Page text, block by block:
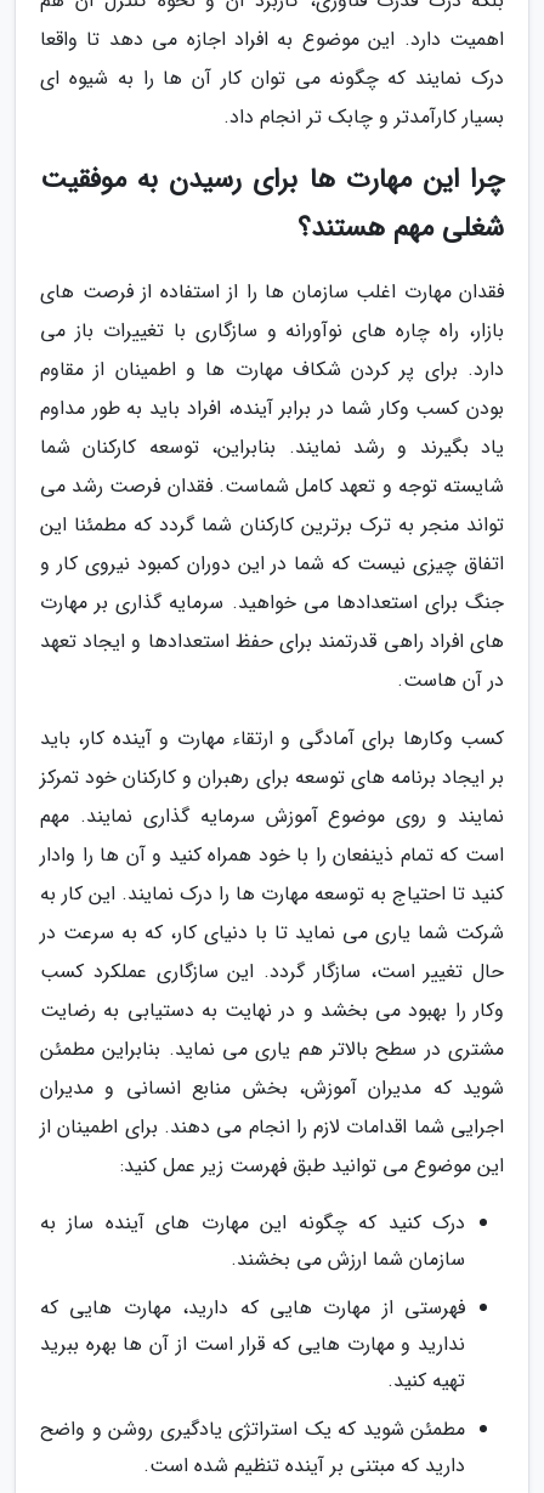
اهمیت دارد. این موضوع به افراد اجازه می دهد تا واقعا
درک نمایند که چگونه می توان کار آن ها را به شیوه ای
بسیار کارآمدتر و چابک تر انجام داد.
چرا این مهارت ها برای رسیدن به موفقیت
شغلی مهم هستند؟
فقدان مهارت اغلب سازمان ها را از استفاده از فرصت های
بازار، راه چاره های نوآورانه و سازگاری با تغییرات باز می
دارد. برای پر کردن شکاف مهارت ها و اطمینان از مقاوم
بودن کسب وکار شما در برابر آینده، افراد باید به طور مداوم
یاد بگیرند و رشد نمایند. بنابراین، توسعه کارکنان شما
شایسته توجه و تعهد کامل شماست. فقدان فرصت رشد می
تواند منجر به ترک برترین کارکنان شما گردد که مطمئنا این
اتفاق چیزی نیست که شما در این دوران کمبود نیروی کار و
جنگ برای استعدادها می خواهید. سرمایه گذاری بر مهارت
های افراد راهی قدرتمند برای حفظ استعدادها و ایجاد تعهد
در آن هاست.
کسب وکارها برای آمادگی و ارتقاء مهارت و آینده کار، باید
بر ایجاد برنامه های توسعه برای رهبران و کارکنان خود تمرکز
نمایند و روی موضوع آموزش سرمایه گذاری نمایند. مهم
است که تمام ذینفعان را با خود همراه کنید و آن ها را وادار
کنید تا احتیاج به توسعه مهارت ها را درک نمایند. این کار به
شرکت شما یاری می نماید تا با دنیای کار، که به سرعت در
حال تغییر است، سازگار گردد. این سازگاری عملکرد کسب
وکار را بهبود می بخشد و در نهایت به دستیابی به رضایت
مشتری در سطح بالاتر هم یاری می نماید. بنابراین مطمئن
شوید که مدیران آموزش، بخش منابع انسانی و مدیران
اجرایی شما اقدامات لازم را انجام می دهند. برای اطمینان از
این موضوع می توانید طبق فهرست زیر عمل کنید:
درک کنید که چگونه این مهارت های آینده ساز به
سازمان شما ارزش می بخشند.
فهرستی از مهارت هایی که دارید، مهارت هایی که
ندارید و مهارت هایی که قرار است از آن ها بهره ببرید
تهیه کنید.
مطمئن شوید که یک استراتژی یادگیری روشن و واضح
دارید که مبتنی بر آینده تنظیم شده است.